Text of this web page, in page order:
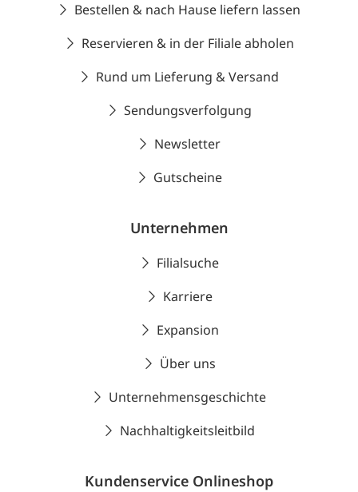
Bestellen & nach Hause liefern lassen
Reservieren & in der Filiale abholen
Rund um Lieferung & Versand
Sendungsverfolgung
Newsletter
Gutscheine
Unternehmen
Filialsuche
Karriere
Expansion
Über uns
Unternehmensgeschichte
Nachhaltigkeitsleitbild
Kundenservice Onlineshop